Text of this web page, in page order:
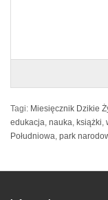
Tagi: Miesięcznik Dzikie
edukacja, nauka, książki,
Południowa, park